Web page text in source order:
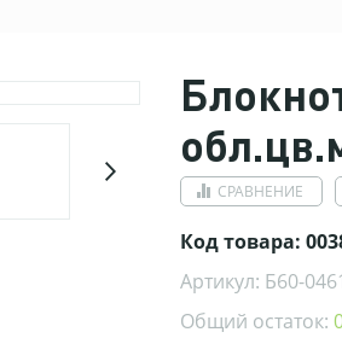
СРАВНЕНИЕ
Код товара:
Артикул: Б60-
Общий остаток: